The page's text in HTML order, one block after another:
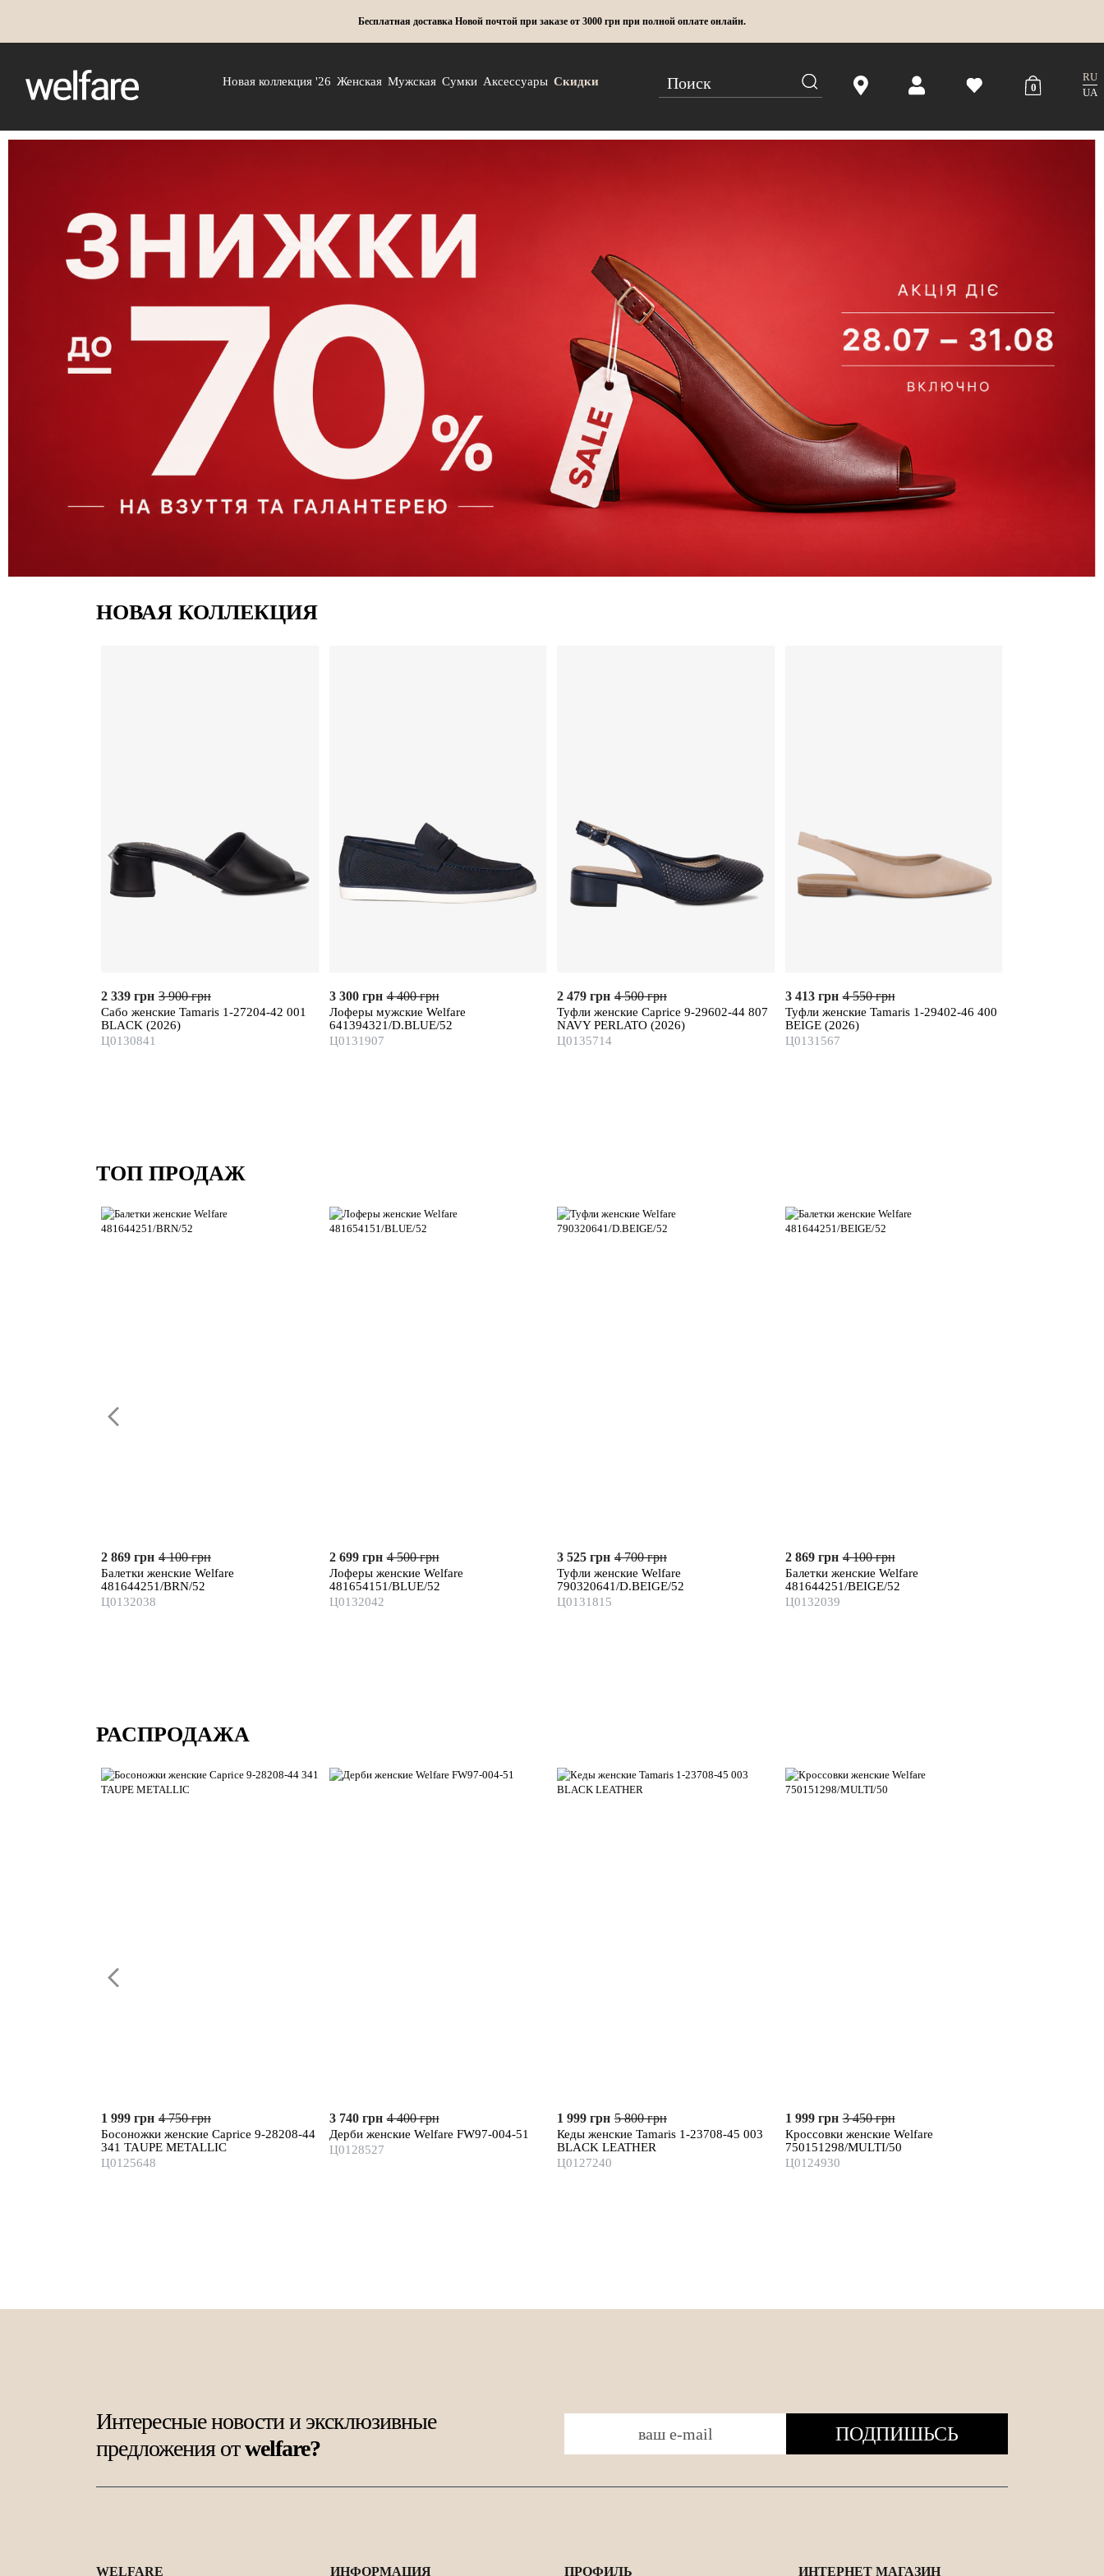
Бесплатная доставка Новой почтой при заказе от 3000 грн при полной оплате онлайн.
Новая коллекция '26 Женская Мужская Сумки Аксессуары Скидки 0
RU
UA
НОВАЯ КОЛЛЕКЦИЯ
2 339 грн 3 900 грн
Сабо женские Tamaris 1-27204-42 001
BLACK (2026)
Ц0130841
3 300 грн 4 400 грн
Лоферы мужские Welfare
641394321/D.BLUE/52
Ц0131907
2 479 грн 4 500 грн
Туфли женские Caprice 9-29602-44 807
NAVY PERLATO (2026)
Ц0135714
3 413 грн 4 550 грн
Туфли женские Tamaris 1-29402-46 400
BEIGE (2026)
Ц0131567
ТОП ПРОДАЖ
2 869 грн 4 100 грн
Балетки женские Welfare
481644251/BRN/52
Ц0132038
2 699 грн 4 500 грн
Лоферы женские Welfare
481654151/BLUE/52
Ц0132042
3 525 грн 4 700 грн
Туфли женские Welfare
790320641/D.BEIGE/52
Ц0131815
2 869 грн 4 100 грн
Балетки женские Welfare
481644251/BEIGE/52
Ц0132039
РАСПРОДАЖА
1 999 грн 4 750 грн
Босоножки женские Caprice 9-28208-44
341 TAUPE METALLIC
Ц0125648
3 740 грн 4 400 грн
Дерби женские Welfare FW97-004-51
Ц0128527
1 999 грн 5 800 грн
Кеды женские Tamaris 1-23708-45 003
BLACK LEATHER
Ц0127240
1 999 грн 3 450 грн
Кроссовки женские Welfare
750151298/MULTI/50
Ц0124930
Интересные новости и эксклюзивные
предложения отwelfare?
ПОДПИШЬСЬ
WELFARE ИНФОРМАЦИЯ ПРОФИЛЬ ИНТЕРНЕТ МАГАЗИН